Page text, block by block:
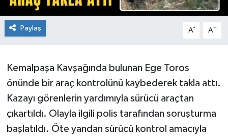
Paylaş A- A+
Kemalpaşa Kavşağında bulunan Ege Toros
önünde bir araç kontrolünü kaybederek takla attı.
Kazayı görenlerin yardımıyla sürücü araçtan
çıkartıldı. Olayla ilgili polis tarafından soruşturma
başlatıldı. Öte yandan sürücü kontrol amacıyla